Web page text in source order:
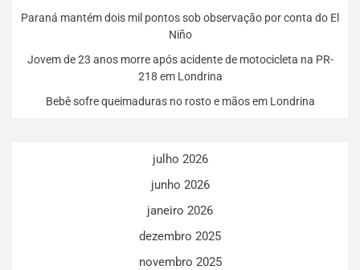
Paraná mantém dois mil pontos sob observação por conta do El
Niño
Jovem de 23 anos morre após acidente de motocicleta na PR-
218 em Londrina
Bebê sofre queimaduras no rosto e mãos em Londrina
julho 2026
junho 2026
janeiro 2026
dezembro 2025
novembro 2025